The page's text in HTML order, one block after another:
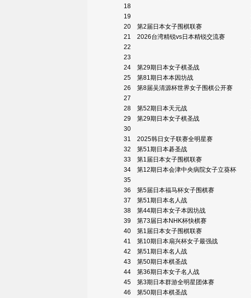
18
19
20
第2届日本女子围棋联赛
21
2026台湾精锐vs日本精锐交流赛
22
23
24
第29期日本女子棋圣战
25
第81期日本本因坊战
26
第8届吴清源杯世界女子围棋公开赛
27
28
第52期日本天元战
29
第29期日本女子棋圣战
30
31
2025韩日女子联赛全明星赛
32
第51期日本碁圣战
33
第1届日本女子围棋联赛
34
第12期日本会津中央病院女子立葵杯
35
36
第5届日本福马杯女子围棋赛
37
第51期日本名人战
38
第44期日本女子本因坊战
39
第73届日本NHK杯快棋赛
40
第1届日本女子围棋联赛
41
第10期日本扇兴杯女子最强战
42
第51期日本名人战
43
第50期日本棋圣战
44
第36期日本女子名人战
45
第3期日本群游全明星团体赛
46
第50期日本棋圣战